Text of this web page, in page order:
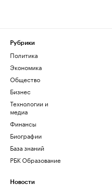
Рубрики
Политика
Экономика
Общество
Бизнес
Технологии и
медиа
Финансы
Биографии
База знаний
РБК Образование
Новости